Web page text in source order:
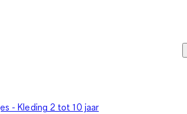
- Kleding 2 tot 10 jaar